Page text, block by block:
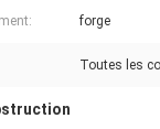
forge
Toutes les